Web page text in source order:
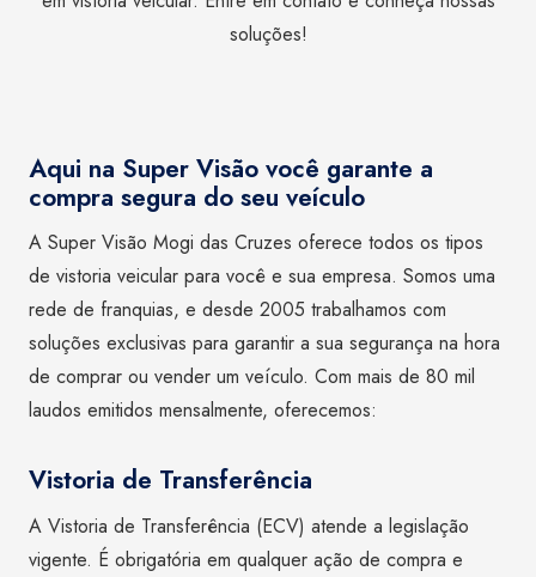
soluções!
Aqui na Super Visão você garante a
compra segura do seu veículo
A Super Visão Mogi das Cruzes oferece todos os tipos
de vistoria veicular para você e sua empresa. Somos uma
rede de franquias, e desde 2005 trabalhamos com
soluções exclusivas para garantir a sua segurança na hora
de comprar ou vender um veículo. Com mais de 80 mil
laudos emitidos mensalmente, oferecemos:
Vistoria de Transferência
A Vistoria de Transferência (ECV) atende a legislação
vigente. É obrigatória em qualquer ação de compra e